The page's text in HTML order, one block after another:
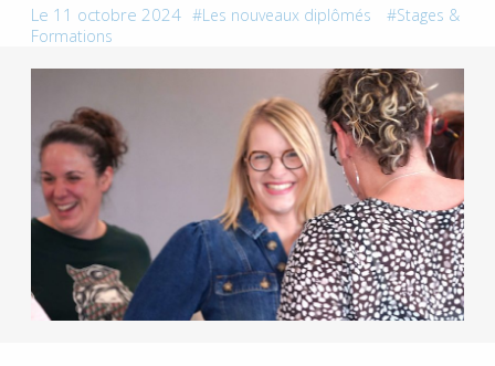
Le 11 octobre 2024 Les nouveaux diplômés
Stages &
Formations